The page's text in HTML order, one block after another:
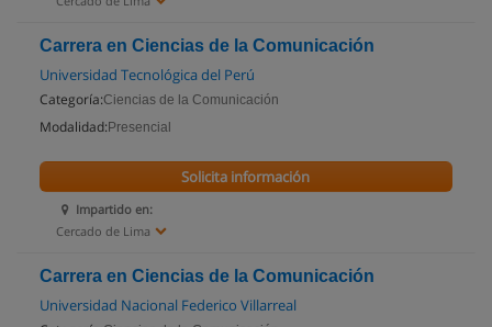
Carrera en Ciencias de la Comunicación
Universidad Tecnológica del Perú
Categoría:Ciencias de la Comunicación
Modalidad: Presencial
Impartido en:
Cercado de Lima
Solicita información
Carrera en Ciencias de la Comunicación
Universidad Nacional Federico Villarreal